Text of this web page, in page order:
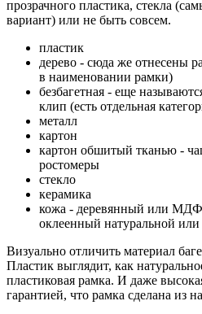
прозрачного пластика, стекла
вариант) или не быть совсем.
пластик
дерево - сюда же отнесены
в наименовании рамки)
безбагетная - еще
клип (есть отдельная
металл
картон
картон обшитый тканью -
ростомеры
стекло
керамика
кожа - деревянный или
оклеенный натуральной
Визуально отличить материал
Пластик выглядит, как
пластиковая рамка. И даже
гарантией, что рамка сделана из